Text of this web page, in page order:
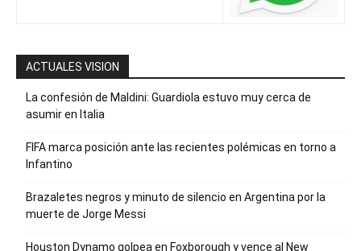
ACTUALES VISION
La confesión de Maldini: Guardiola estuvo muy cerca de
asumir en Italia
FIFA marca posición ante las recientes polémicas en torno a
Infantino
Brazaletes negros y minuto de silencio en Argentina por la
muerte de Jorge Messi
Houston Dynamo golpea en Foxborough y vence al New